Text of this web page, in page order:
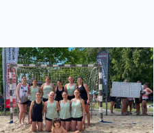
Tornagyőzelem a
homokon